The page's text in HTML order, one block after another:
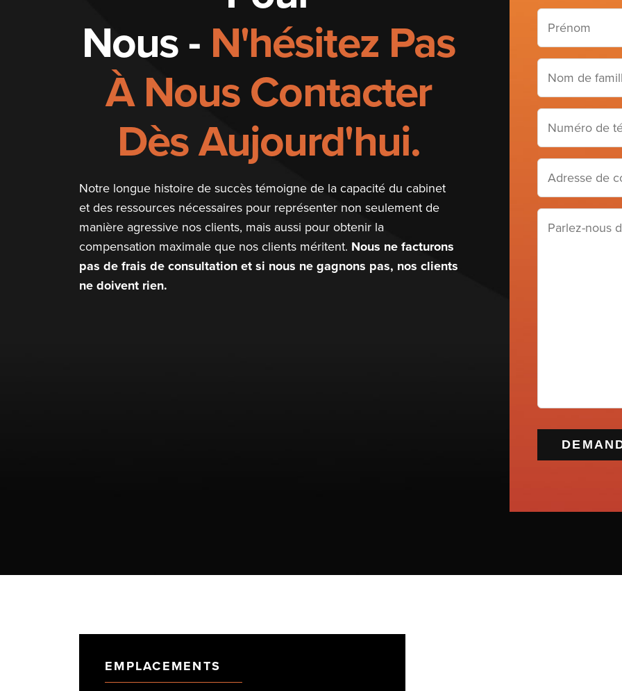
Nous - N'hésitez Pas
À Nous Contacter
Dès Aujourd'hui.
Notre longue histoire de succès témoigne de la capacité du cabinet
et des ressources nécessaires pour représenter non seulement de
manière agressive nos clients, mais aussi pour obtenir la
compensation maximale que nos clients méritent. Nous ne facturons
pas de frais de consultation et si nous ne gagnons pas, nos clients
ne doivent rien.
Prénom
(Required)
Nom
de
famille
Numéro
de
téléphone
Adresse
de
courriel
Parlez-
nous
EMPLACEMENTS